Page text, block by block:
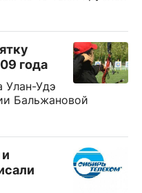
года
Улан-Удэ
Бальжановой